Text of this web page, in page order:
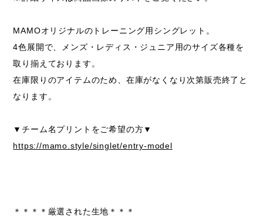
MAMOオリジナルのトレーニング用シングレット。
4色展開で、メンズ・レディス・ジュニア用のサイズ各種を
取り揃えております。
在庫限りのアイテムのため、在庫がなくなり次第販売終了と
なります。
▼チーム名プリントをご希望の方▼
https://mamo.style/singlet/entry-model
＊＊＊＊厳選された生地＊＊＊